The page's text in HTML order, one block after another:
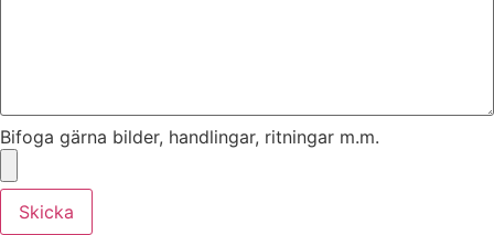
Bifoga gärna bilder, handlingar, ritningar m.m.
Skicka